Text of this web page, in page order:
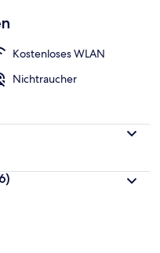
Kostenloses WLAN
Nichtraucher